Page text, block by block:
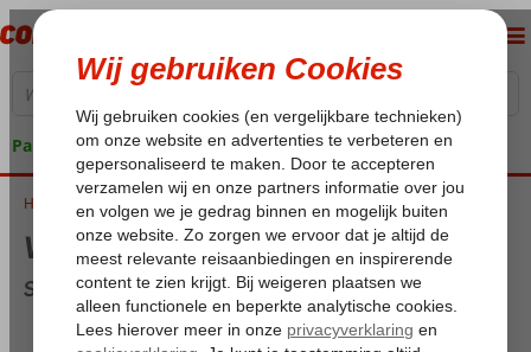
Pakketgarantie
Home Weer en temperatuur op Sicilië in april
Weer en temperatuur op Sicilië in april
Sicilië overzicht voor april